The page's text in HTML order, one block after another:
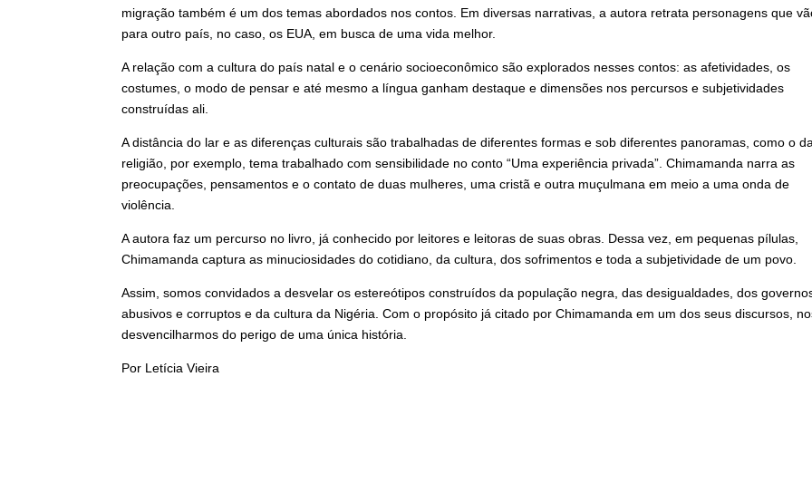
migração também é um dos temas abordados nos contos. Em diversas narrativas, a autora retrata personagens que
para outro país, no caso, os EUA, em busca de uma vida melhor.
A relação com a cultura do país natal e o cenário socioeconômico são explorados nesses contos: as afetividades, os
costumes, o modo de pensar e até mesmo a língua ganham destaque e dimensões nos percursos e subjetividades
construídas ali.
A distância do lar e as diferenças culturais são trabalhadas de diferentes formas e sob diferentes panoramas, como o da
religião, por exemplo, tema trabalhado com sensibilidade no conto “Uma experiência privada”. Chimamanda narra as
preocupações, pensamentos e o contato de duas mulheres, uma cristã e outra muçulmana em meio a uma onda de
violência.
A autora faz um percurso no livro, já conhecido por leitores e leitoras de suas obras. Dessa vez, em pequenas pílulas,
Chimamanda captura as minuciosidades do cotidiano, da cultura, dos sofrimentos e toda a subjetividade de um povo.
Assim, somos convidados a desvelar os estereótipos construídos da população negra, das desigualdades, dos
abusivos e corruptos e da cultura da Nigéria. Com o propósito já citado por Chimamanda em um dos seus discursos,
desvencilharmos do perigo de uma única história.
Por Letícia Vieira